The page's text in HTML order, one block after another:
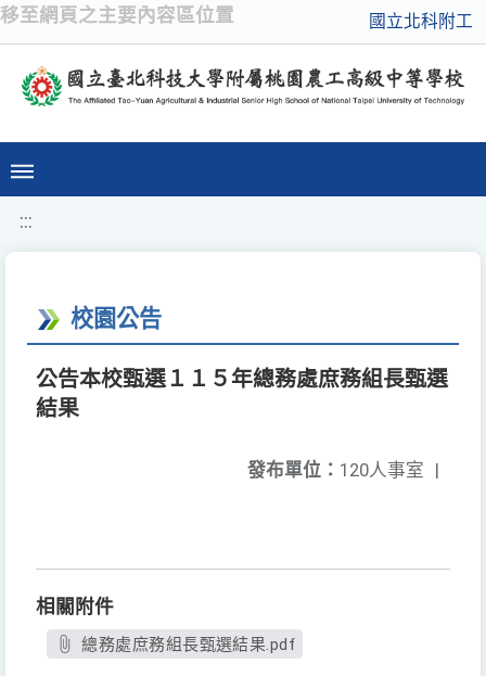
移至網頁之主要內容區位置 國立北科附工
:::
校園公告
公告本校甄選１１５年總務處庶務組長甄選
結果
發布單位： 120人事室 |
相關附件
總務處庶務組長甄選結果.pdf